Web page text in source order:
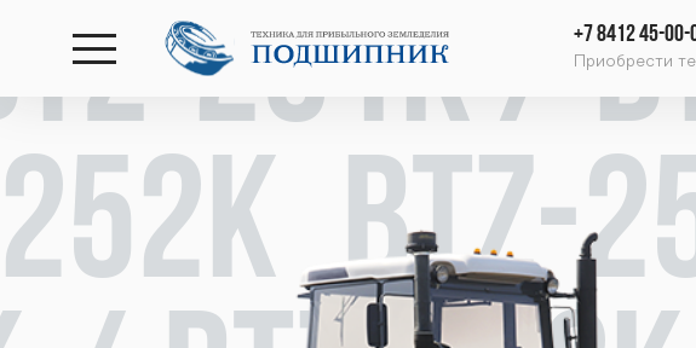
открыть
+7 8412 45-00-
Приобрести
251К /
BTZ-